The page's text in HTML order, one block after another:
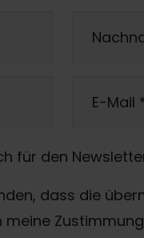
E-Mail *
für den
dass die
meine